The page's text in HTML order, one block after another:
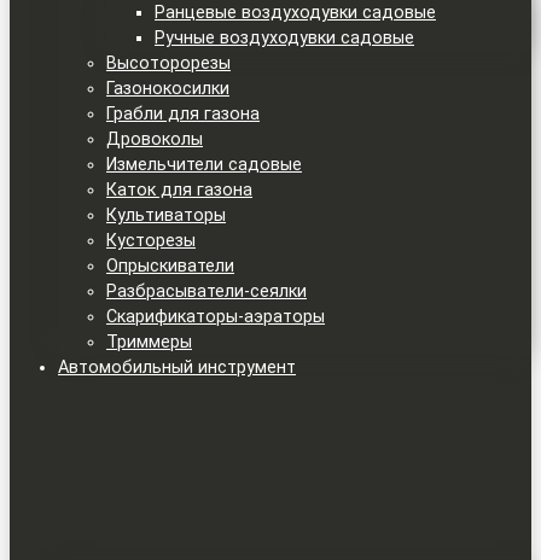
Ранцевые воздуходувки садовые
Ручные воздуходувки садовые
Высоторорезы
Газонокосилки
Грабли для газона
Дровоколы
Измельчители садовые
Каток для газона
Культиваторы
Кусторезы
Опрыскиватели
Разбрасыватели-сеялки
Скарификаторы-аэраторы
Триммеры
Автомобильный инструмент